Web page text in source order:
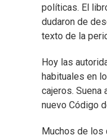
políticas. El
dudaron de
texto de la
Hoy las
habituales en
cajeros. Suena
nuevo Código
Muchos de los